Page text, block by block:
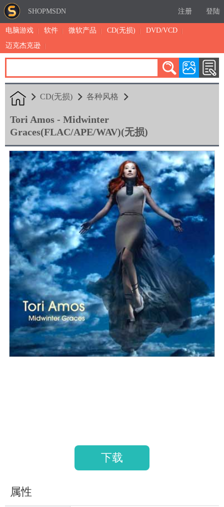
SHOPMSDN 注册 登陆
电脑游戏 软件 微软产品 CD(无损)
DVD/VCD
迈克杰克逊
累计注册：4875
CD(无损) 各种风格
Tori Amos - Midwinter
Graces(FLAC/APE/WAV)(无损)
下载
属性